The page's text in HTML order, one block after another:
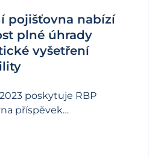
pojišťovna nabízí
plné úhrady
vyšetření
2023 poskytuje RBP
příspěvek…